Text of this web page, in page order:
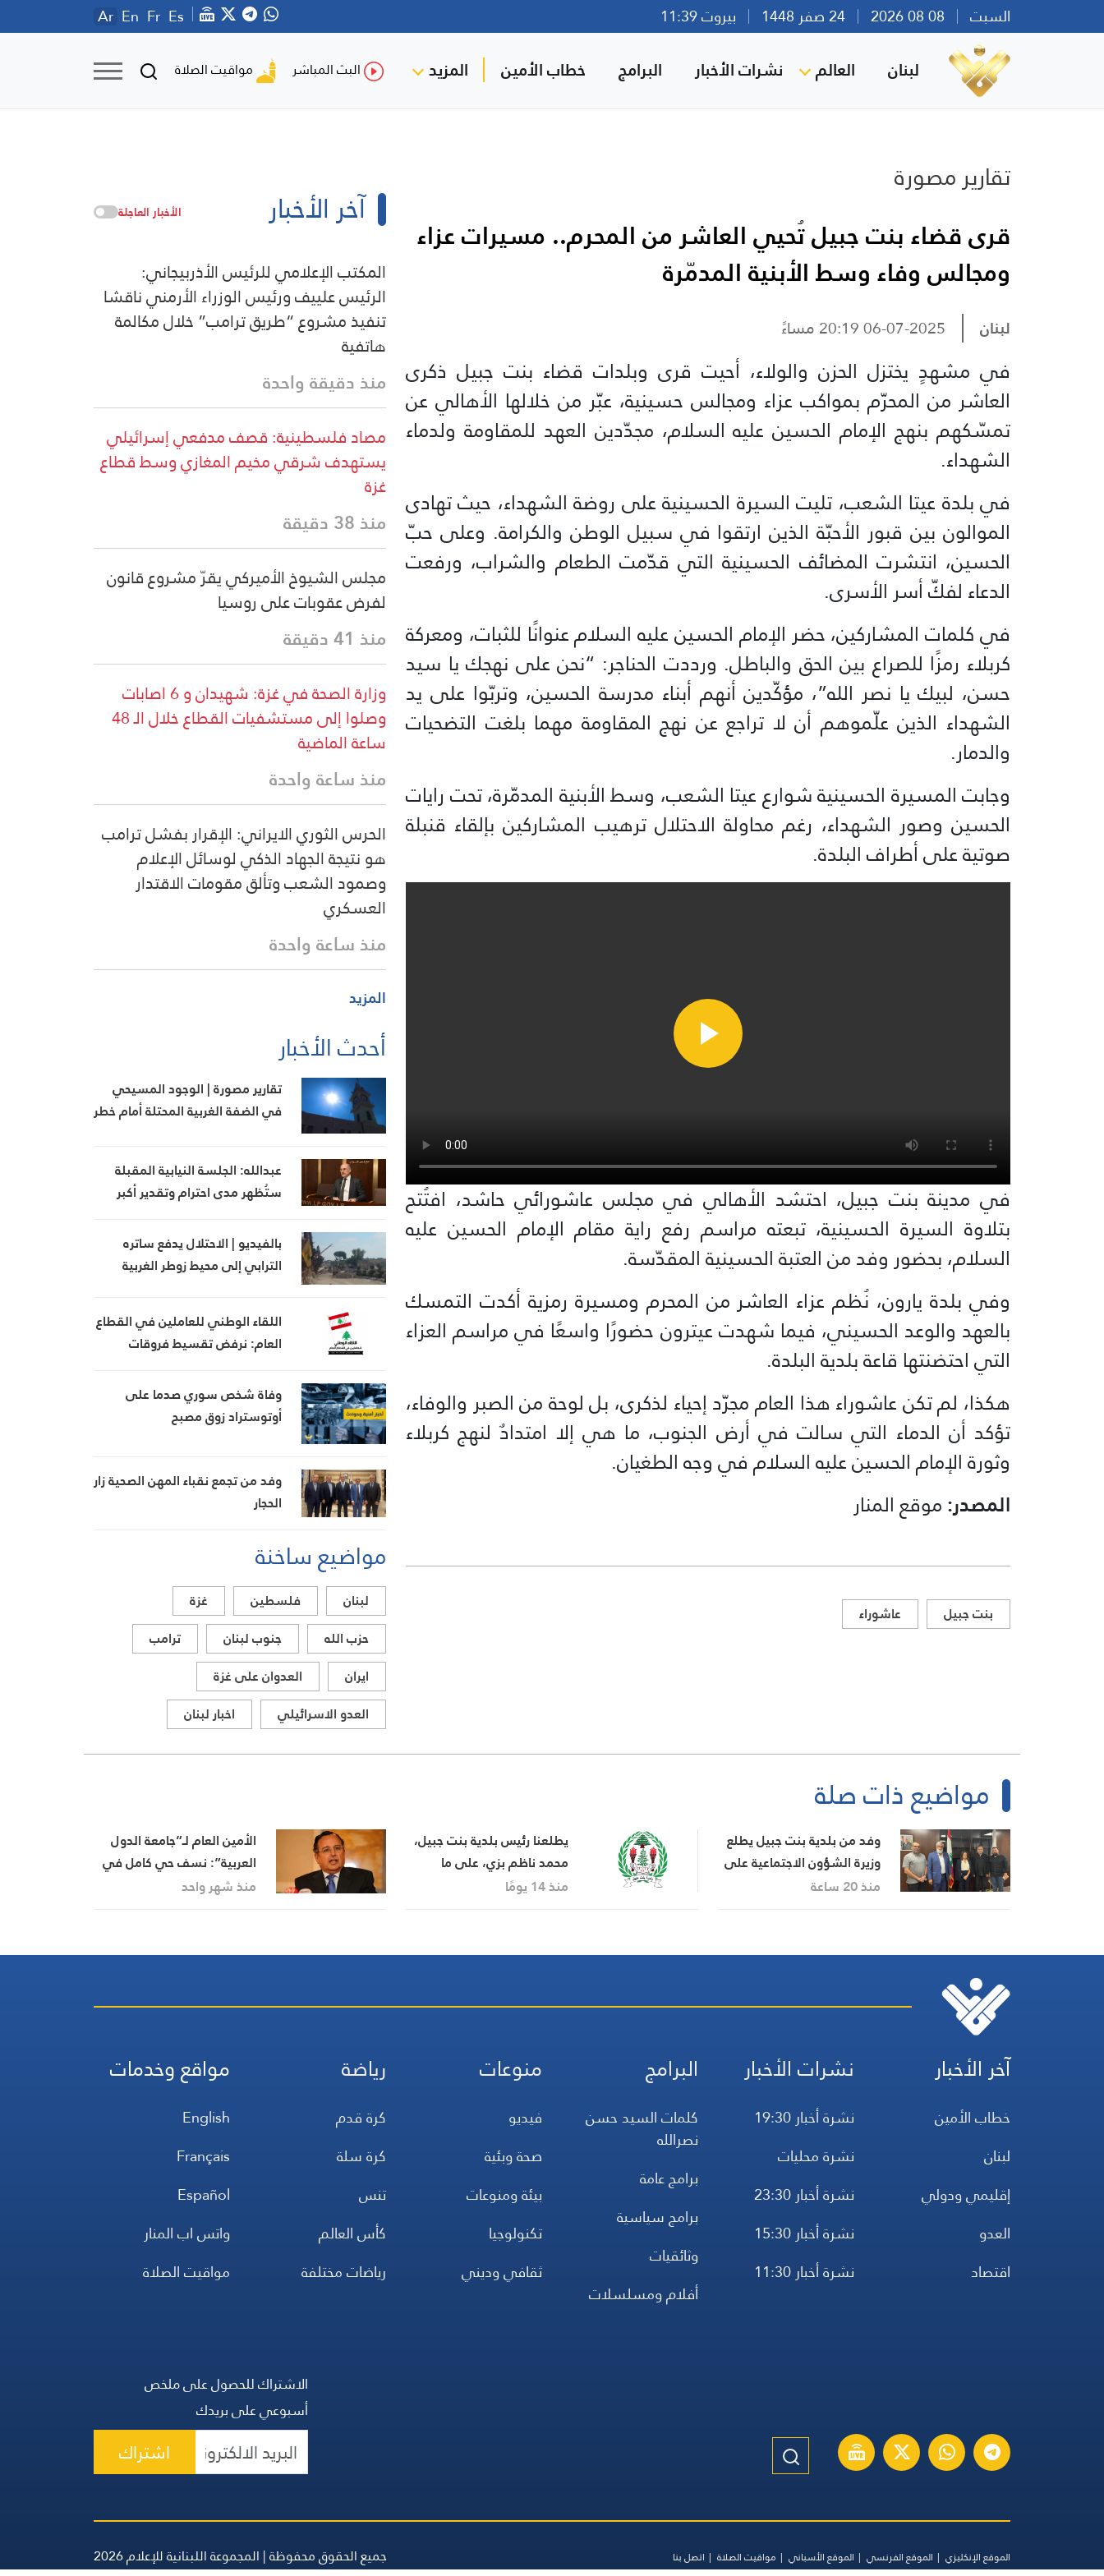
السبت بيروت 11:39 Ar En Fr Es
لبنان العالم نشرات الأخبار البرامج خطاب الأمين المزيد البث المباشر مواقيت الصلاة
تقارير مصورة
قرى قضاء بنت جبيل تُحيي العاشر من المحرم.. مسيرات عزاء
ومجالس وفاء وسط الأبنية المدمّرة
لبنان 06-07-2025 20:19 مساءً
في مشهدٍ يختزل الحزن والولاء، أحيت قرى وبلدات قضاء بنت جبيل ذكرى
العاشر من المحرّم بمواكب عزاء ومجالس حسينية، عبّر من خلالها الأهالي عن
تمسّكهم بنهج الإمام الحسين عليه السلام، مجدّدين العهد للمقاومة ولدماء
الشهداء.
في بلدة عيتا الشعب، تليت السيرة الحسينية على روضة الشهداء، حيث تهادى
الموالون بين قبور الأحبّة الذين ارتقوا في سبيل الوطن والكرامة. وعلى حبّ
الحسين، انتشرت المضائف الحسينية التي قدّمت الطعام والشراب، ورفعت
الدعاء لفكّ أسر الأسرى.
في كلمات المشاركين، حضر الإمام الحسين عليه السلام عنوانًا للثبات، ومعركة
كربلاء رمزًا للصراع بين الحق والباطل. ورددت الحناجر: “نحن على نهجك يا سيد
حسن، لبيك يا نصر الله”، مؤكّدين أنهم أبناء مدرسة الحسين، وتربّوا على يد
الشهداء الذين علّموهم أن لا تراجع عن نهج المقاومة مهما بلغت التضحيات
والدمار.
وجابت المسيرة الحسينية شوارع عيتا الشعب، وسط الأبنية المدمّرة، تحت رايات
الحسين وصور الشهداء، رغم محاولة الاحتلال ترهيب المشاركين بإلقاء قنبلة
صوتية على أطراف البلدة.
في مدينة بنت جبيل، احتشد الأهالي في مجلس عاشورائي حاشد، افتُتح
بتلاوة السيرة الحسينية، تبعته مراسم رفع راية مقام الإمام الحسين عليه
السلام، بحضور وفد من العتبة الحسينية المقدّسة.
وفي بلدة يارون، نُظم عزاء العاشر من المحرم ومسيرة رمزية أكدت التمسك
بالعهد والوعد الحسيني، فيما شهدت عيترون حضورًا واسعًا في مراسم العزاء
التي احتضنتها قاعة بلدية البلدة.
هكذا، لم تكن عاشوراء هذا العام مجرّد إحياء لذكرى، بل لوحة من الصبر والوفاء،
تؤكد أن الدماء التي سالت في أرض الجنوب، ما هي إلا امتدادٌ لنهج كربلاء
وثورة الإمام الحسين عليه السلام في وجه الطغيان.
المصدر:موقع المنار
بنت جبيل عاشوراء
آخر الأخبار الأخبار العاجلة
المكتب الإعلامي للرئيس الأذربيجاني:
الرئيس علييف ورئيس الوزراء الأرمني ناقشا
تنفيذ مشروع “طريق ترامب” خلال مكالمة
هاتفية
منذ دقيقة واحدة
مصاد فلسطينية: قصف مدفعي إسرائيلي
يستهدف شرقي مخيم المغازي وسط قطاع
غزة
منذ 38 دقيقة
مجلس الشيوخ الأميركي يقرّ مشروع قانون
لفرض عقوبات على روسيا
منذ 41 دقيقة
وزارة الصحة في غزة: شهيدان و 6 اصابات
وصلوا إلى مستشفيات القطاع خلال الـ 48
ساعة الماضية
منذ ساعة واحدة
الحرس الثوري الايراني: الإقرار بفشل ترامب
هو نتيجة الجهاد الذكي لوسائل الإعلام
وصمود الشعب وتألق مقومات الاقتدار
العسكري
منذ ساعة واحدة
المزيد
أحدث الأخبار
تقارير مصورة | الوجود المسيحي
في الضفة الغربية المحتلة أمام خطر
عبدالله: الجلسة النيابية المقبلة
ستُظهر مدى احترام وتقدير أكبر
بالفيديو | الاحتلال يدفع ساتره
الترابي إلى محيط زوطر الغربية
اللقاء الوطني للعاملين في القطاع
العام: نرفض تقسيط فروقات
كاملة
وفاة شخص سوري صدما على
أوتوستراد زوق مصبح
وفد من تجمع نقباء المهن الصحية زار
الحجار
مواضيع ساخنة
لبنان فلسطين
غزة
حزب الله
جنوب لبنان
ترامب
ايران
العدوان على غزة
العدو الاسرائيلي
اخبار لبنان
مواضيع ذات صلة
وفد من بلدية بنت جبيل يطلع
وزيرة الشؤون الاجتماعية على
واقع نزوح أهالي المدينة
منذ 20 ساعة
يطلعنا رئيس بلدية بنت جبيل،
محمد ناظم بزي، على ما
شهدته المدينة من عمليات
لحقت بها.
منذ 14 يومًا
الأمين العام لـ”جامعة الدول
العربية”: نسف حي كامل في
قضاء بنت جبيل جنوب لبنان
منذ شهر واحد
آخر الأخبار
خطاب الأمين
لبنان
إقليمي ودولي
العدو
اقتصاد
نشرات الأخبار
نشرة أخبار 19:30
نشرة محليات
نشرة أخبار 23:30
نشرة أخبار 15:30
نشرة أخبار 11:30
البرامج
كلمات السيد حسن
نصرالله
برامج عامة
برامج سياسية
وثائقيات
أفلام ومسلسلات
منوعات
فيديو
صحة وبئية
بيئة ومنوعات
تكنولوجيا
ثقافي وديني
رياضة
كرة قدم
كرة سلة
تنس
كأس العالم
رياضات مختلفة
مواقع وخدمات
English
Français
Español
واتس اب المنار
مواقيت الصلاة
الاشتراك للحصول على ملخص
أسبوعي على بريدك
اشتراك
الموقع الإنكليزي الموقع الفرنسي الموقع الأسباني مواقيت الصلاة اتصل بنا جميع الحقوق محفوظة | المجموعة اللبنانية للإعلام 2026